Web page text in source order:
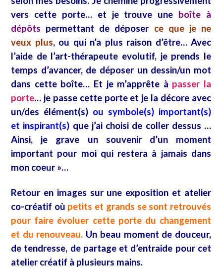
vers cette porte… et je trouve une boîte à
dépôts permettant de déposer ce que je ne
veux plus, ou qui n’a plus raison d’être… Avec
l’aide de l’art-thérapeute evolutif, je prends le
temps d’avancer, de déposer un dessin/un mot
dans cette boîte… Et je m’apprête à passer la
porte… je passe cette porte et je la décore avec
un/des élément(s) ou symbole(s) important(s)
et inspirant(s) que j’ai choisi de coller dessus …
Ainsi, je grave un souvenir d’un moment
important pour moi qui restera à jamais dans
mon coeur »…
Retour en images sur une exposition et atelier
co-créatif où petits et grands se sont retrouvés
pour faire évoluer cette porte du changement
et du renouveau. Un beau moment de douceur,
de tendresse, de partage et d’entraide pour cet
atelier créatif à plusieurs mains.